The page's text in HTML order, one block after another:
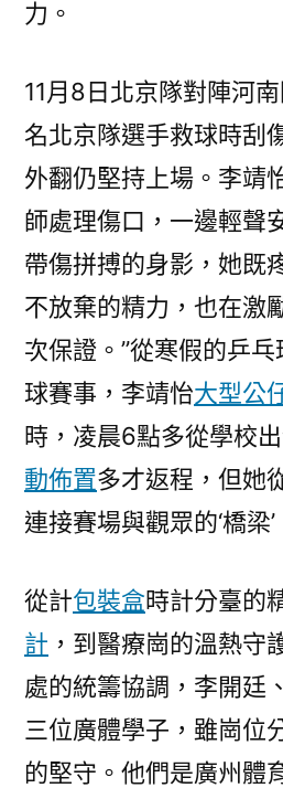
力。
11月8日北京隊對陣河
名北京隊選手救球時刮
外翻仍堅持上場。李靖
師處理傷口，一邊輕聲
帶傷拼搏的身影，她既
不放棄的精力，也在激
次保證。”從寒假的乒
球賽事，李靖怡大型公
時，凌晨6點多從學校
動佈置多才返程，但她
連接賽場與觀眾的‘橋梁
從計包裝盒時計分臺的
計 ，到醫療崗的溫熱守
處的統籌協調，李開廷
三位廣體學子，雖崗位
的堅守。他們是廣州體